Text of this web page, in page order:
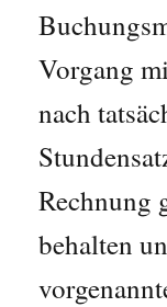
Vorgang
nach
Rechnung
behalten